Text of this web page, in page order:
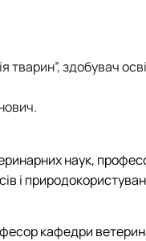
тварин”, здобувач
наук,
і
кафедри